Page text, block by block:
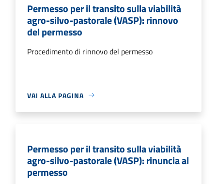
Permesso per il transito sulla viabilità
agro-silvo-pastorale (VASP): rinnovo
del permesso
Procedimento di rinnovo del permesso
VAI ALLA PAGINA
Permesso per il transito sulla viabilità
agro-silvo-pastorale (VASP): rinuncia al
permesso